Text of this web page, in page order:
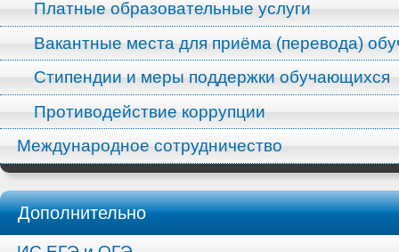
Платные образовательные услуги
Вакантные места для приёма (перевода)
Стипендии и меры поддержки обучающихся
Противодействие коррупции
Международное сотрудничество
Дополнительно